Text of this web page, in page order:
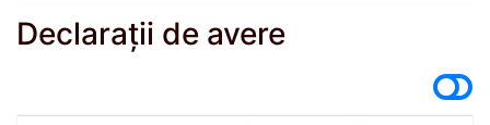
Declarații de avere